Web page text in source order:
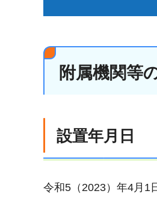
附属機関等
設置年月日
令和5（2023）年4月1